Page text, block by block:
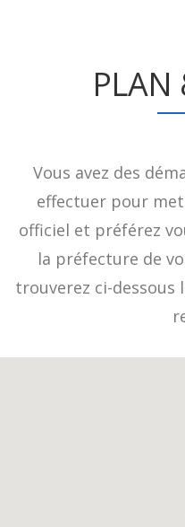
PLAN
Vous avez des
effectuer pour
officiel et préférez
la préfecture de
trouverez ci-dessous